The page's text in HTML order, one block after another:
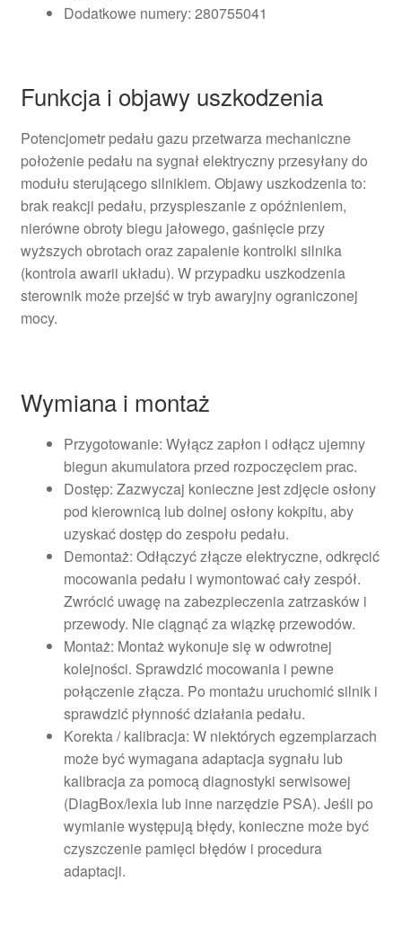
Dodatkowe numery: 280755041
Funkcja i objawy uszkodzenia
Potencjometr pedału gazu przetwarza mechaniczne
położenie pedału na sygnał elektryczny przesyłany do
modułu sterującego silnikiem. Objawy uszkodzenia to:
brak reakcji pedału, przyspieszanie z opóźnieniem,
nierówne obroty biegu jałowego, gaśnięcie przy
wyższych obrotach oraz zapalenie kontrolki silnika
(kontrola awarii układu). W przypadku uszkodzenia
sterownik może przejść w tryb awaryjny ograniczonej
mocy.
Wymiana i montaż
Przygotowanie: Wyłącz zapłon i odłącz ujemny
biegun akumulatora przed rozpoczęciem prac.
Dostęp: Zazwyczaj konieczne jest zdjęcie osłony
pod kierownicą lub dolnej osłony kokpitu, aby
uzyskać dostęp do zespołu pedału.
Demontaż: Odłączyć złącze elektryczne, odkręcić
mocowania pedału i wymontować cały zespół.
Zwrócić uwagę na zabezpieczenia zatrzasków i
przewody. Nie ciągnąć za wiązkę przewodów.
Montaż: Montaż wykonuje się w odwrotnej
kolejności. Sprawdzić mocowania i pewne
połączenie złącza. Po montażu uruchomić silnik i
sprawdzić płynność działania pedału.
Korekta / kalibracja: W niektórych egzemplarzach
może być wymagana adaptacja sygnału lub
kalibracja za pomocą diagnostyki serwisowej
(DiagBox/lexia lub inne narzędzie PSA). Jeśli po
wymianie występują błędy, konieczne może być
czyszczenie pamięci błędów i procedura
adaptacji.